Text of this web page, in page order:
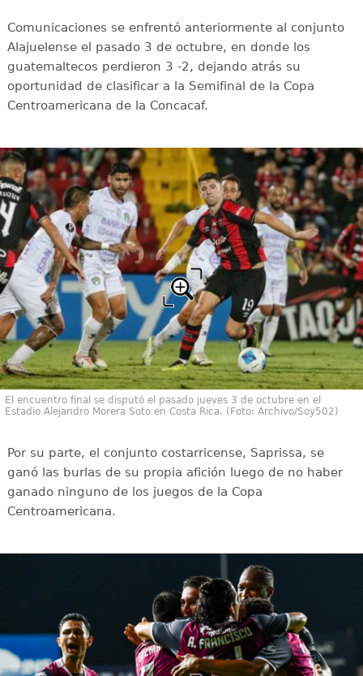
Comunicaciones se enfrentó anteriormente al conjunto
Alajuelense el pasado 3 de octubre, en donde los
guatemaltecos perdieron 3 -2, dejando atrás su
oportunidad de clasificar a la Semifinal de la Copa
Centroamericana de la Concacaf.
El encuentro final se disputó el pasado jueves 3 de octubre en el
Estadio Alejandro Morera Soto en Costa Rica. (Foto: Archivo/Soy502)
Por su parte, el conjunto costarricense, Saprissa, se
ganó las burlas de su propia afición luego de no haber
ganado ninguno de los juegos de la Copa
Centroamericana.